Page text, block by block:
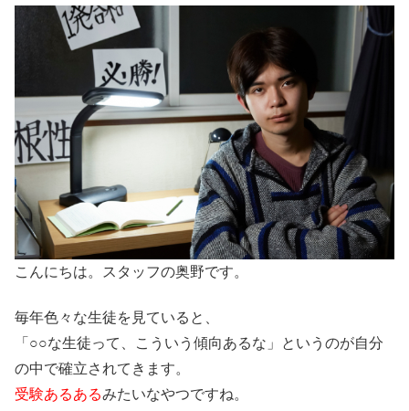
こんにちは。スタッフの奥野です。
毎年色々な生徒を見ていると、
「○○な生徒って、こういう傾向あるな」というのが自分
の中で確立されてきます。
受験あるあるみたいなやつですね。